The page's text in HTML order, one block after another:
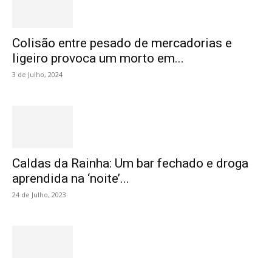
Colisão entre pesado de mercadorias e
ligeiro provoca um morto em...
3 de Julho, 2024
Caldas da Rainha: Um bar fechado e droga
aprendida na ‘noite’...
24 de Julho, 2023